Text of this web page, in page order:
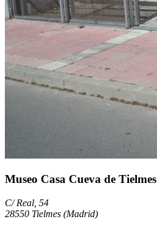
Museo Casa Cueva de Tielmes
C/ Real, 54
28550 Tielmes (Madrid)